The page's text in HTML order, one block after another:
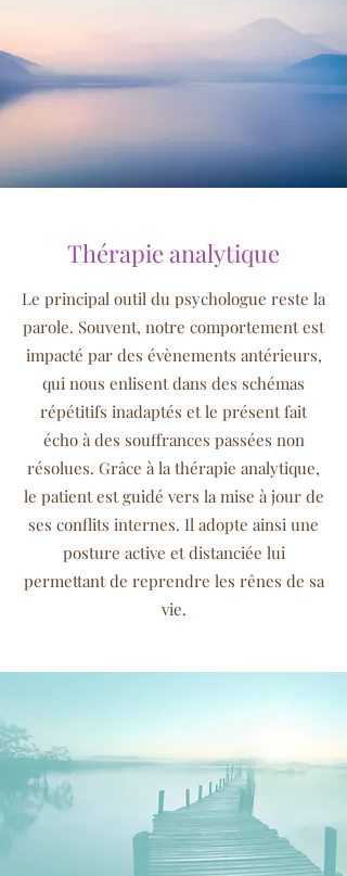
Thérapie analytique
Le principal outil du psychologue reste la
parole. Souvent, notre comportement est
impacté par des évènements antérieurs,
qui nous enlisent dans des schémas
répétitifs inadaptés et le présent fait
écho à des souffrances passées non
résolues. Grâce à la thérapie analytique,
le patient est guidé vers la mise à jour de
ses conflits internes. Il adopte ainsi une
posture active et distanciée lui
permettant de reprendre les rênes de sa
vie.